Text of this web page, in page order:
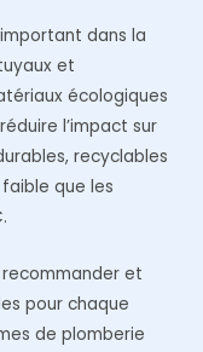
dans la
et
écologiques
l’impact sur
recyclables
que les
et
pour chaque
de plomberie